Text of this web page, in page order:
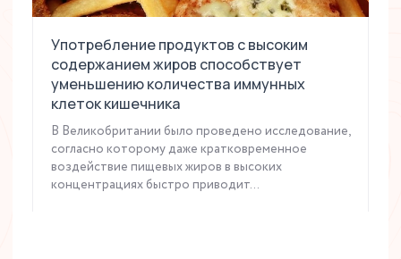
Употребление продуктов с высоким
содержанием жиров способствует
уменьшению количества иммунных
клеток кишечника
В Великобритании было проведено исследование,
согласно которому даже кратковременное
воздействие пищевых жиров в высоких
концентрациях быстро приводит...